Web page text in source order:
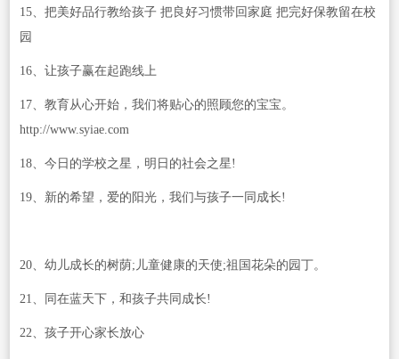
15、把美好品行教给孩子 把良好习惯带回家庭 把完好保教留在校
园
16、让孩子赢在起跑线上
17、教育从心开始，我们将贴心的照顾您的宝宝。
http://www.syiae.com
18、今日的学校之星，明日的社会之星!
19、新的希望，爱的阳光，我们与孩子一同成长!
20、幼儿成长的树荫;儿童健康的天使;祖国花朵的园丁。
21、同在蓝天下，和孩子共同成长!
22、孩子开心家长放心